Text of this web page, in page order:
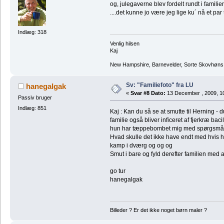
Indlæg: 318
og, julegaverne blev fordelt rundt i
....det kunne jo være jeg lige ku´ nå et
Venlig hilsen
Kaj
New Hampshire, Barnevelder, Sorte
hanegalgak
Passiv bruger
Indlæg: 851
Sv: "Familiefoto" fra LU
« Svar #8 Dato: 13 December , 2009,
Kaj : Kan du så se at smutte til Herning -
familie også bliver inficeret af fjerkræ
hun har tæppebombet mig med
Hvad skulle det ikke have endt med hvis
kamp i dværg og og og
Smut i bare og fyld derefter familien med
go tur
hanegalgak
Billeder ? Er det ikke noget børn maler ?